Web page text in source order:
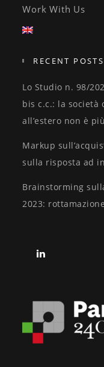
Work With Us
RECENT POSTS
Lo Studio n. 98/
bis c.c.: la società
all’estero non è
Markup
sulla risposta ad
Brainstorming
2023: